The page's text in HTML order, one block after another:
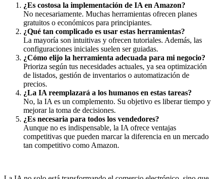
¿Es costosa la implementación de IA en Amazon?
No necesariamente. Muchas herramientas ofrecen planes
gratuitos o económicos para principiantes.
¿Qué tan complicado es usar estas herramientas?
La mayoría son intuitivas y ofrecen tutoriales. Además, las
configuraciones iniciales suelen ser guiadas.
¿Cómo elijo la herramienta adecuada para mi negocio?
Prioriza según tus necesidades actuales, ya sea optimización
de listados, gestión de inventarios o automatización de
precios.
¿La IA reemplazará a los humanos en estas tareas?
No, la IA es un complemento. Su objetivo es liberar tiempo y
mejorar la toma de decisiones.
¿Es necesaria para todos los vendedores?
Aunque no es indispensable, la IA ofrece ventajas
competitivas que pueden marcar la diferencia en un mercado
tan competitivo como Amazon.